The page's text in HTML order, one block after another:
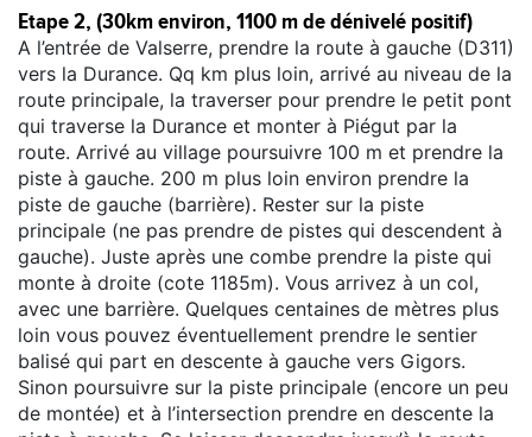
Etape 2, (30km environ, 1100 m de dénivelé positif)
A l’entrée de Valserre, prendre la route à gauche (D311)
vers la Durance. Qq km plus loin, arrivé au niveau de la
route principale, la traverser pour prendre le petit pont
qui traverse la Durance et monter à Piégut par la
route. Arrivé au village poursuivre 100 m et prendre la
piste à gauche. 200 m plus loin environ prendre la
piste de gauche (barrière). Rester sur la piste
principale (ne pas prendre de pistes qui descendent à
gauche). Juste après une combe prendre la piste qui
monte à droite (cote 1185m). Vous arrivez à un col,
avec une barrière. Quelques centaines de mètres plus
loin vous pouvez éventuellement prendre le sentier
balisé qui part en descente à gauche vers Gigors.
Sinon poursuivre sur la piste principale (encore un peu
de montée) et à l’intersection prendre en descente la